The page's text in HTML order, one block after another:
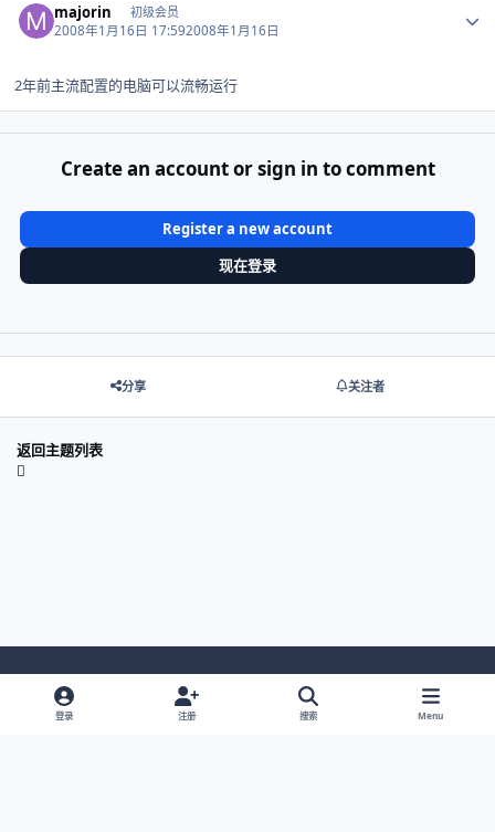
majorin 初级会员
2008年1月16日 17:592008年1月16日
2年前主流配置的电脑可以流畅运行
Create an account or sign in to comment
Register a new account
现在登录
分享 关注者
返回主题列表
Light ModeDark ModeSystem Preference
登录 注册 搜索 Menu